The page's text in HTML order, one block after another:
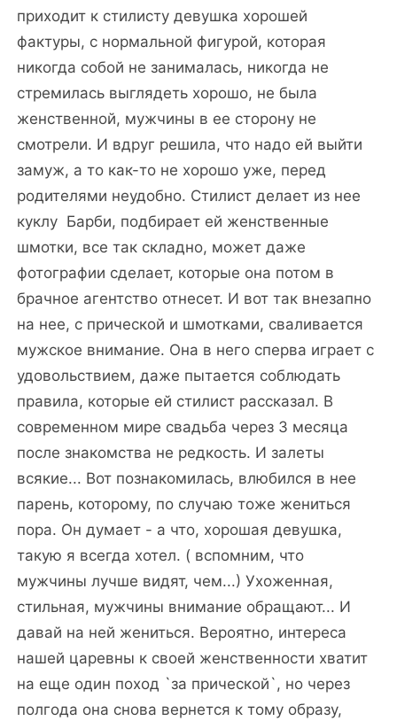
приходит к стилисту девушка хорошей
фактуры, с нормальной фигурой, которая
никогда собой не занималась, никогда не
стремилась выглядеть хорошо, не была
женственной, мужчины в ее сторону не
смотрели. И вдруг решила, что надо ей выйти
замуж, а то как-то не хорошо уже, перед
родителями неудобно. Стилист делает из нее
куклу Барби, подбирает ей женственные
шмотки, все так складно, может даже
фотографии сделает, которые она потом в
брачное агентство отнесет. И вот так внезапно
на нее, с прической и шмотками, сваливается
мужское внимание. Она в него сперва играет с
удовольствием, даже пытается соблюдать
правила, которые ей стилист рассказал. В
современном мире свадьба через 3 месяца
после знакомства не редкость. И залеты
всякие... Вот познакомилась, влюбился в нее
парень, которому, по случаю тоже жениться
пора. Он думает - а что, хорошая девушка,
такую я всегда хотел. ( вспомним, что
мужчины лучше видят, чем...) Ухоженная,
стильная, мужчины внимание обращают... И
давай на ней жениться. Вероятно, интереса
нашей царевны к своей женственности хватит
на еще один поход `за прической`, но через
полгода она снова вернется к тому образу,